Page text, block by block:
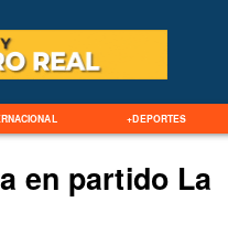
+DEPORTES
en partido La